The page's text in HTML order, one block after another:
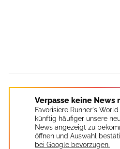
Verpasse keine News
Favorisiere Runner's
künftig häufiger unsere
News angezeigt zu
öffnen und Auswahl
bei Google bevorzugen.